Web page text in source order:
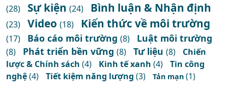
(28) Sự kiện (24) Bình luận & Nhận định
(23) Video (18) Kiến thức về môi trường
(17) Báo cáo môi trường (8) Luật môi trường
(8) Phát triển bền vững (8) Tư liệu (8)
Chiến
lược & Chính sách (4) Kinh tế xanh (4)
Tin công
nghệ(4) Tiết kiệm năng lượng (3) Tản mạn (1)